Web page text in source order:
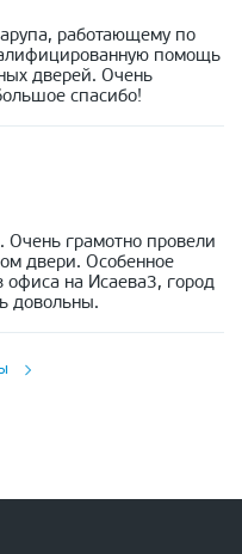
работающему по
помощь
дверей. Очень
спасибо!
Очень грамотно провели
двери. Особенное
офиса на Исаева3, город
довольны.